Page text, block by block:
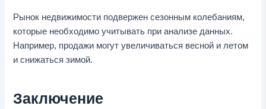
Рынок недвижимости подвержен сезонным колебаниям,
которые необходимо учитывать при анализе данных.
Например, продажи могут увеличиваться весной и летом
и снижаться зимой.
Заключение